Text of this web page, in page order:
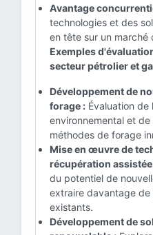
Avantage
technologies et des
en tête sur un marché
Exemples
secteur pétrolier et
Développement de
forage : Évaluation
environnemental et
méthodes de forage
Mise en œuvre de
récupération
du potentiel de
extraire davantage
existants.
Développement de